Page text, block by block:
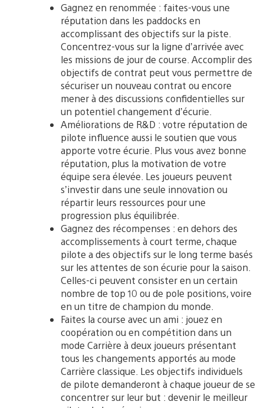
Gagnez en renommée : faites-vous une
réputation dans les paddocks en
accomplissant des objectifs sur la piste.
Concentrez-vous sur la ligne d’arrivée avec
les missions de jour de course. Accomplir des
objectifs de contrat peut vous permettre de
sécuriser un nouveau contrat ou encore
mener à des discussions confidentielles sur
un potentiel changement d’écurie.
Améliorations de R&D : votre réputation de
pilote influence aussi le soutien que vous
apporte votre écurie. Plus vous avez bonne
réputation, plus la motivation de votre
équipe sera élevée. Les joueurs peuvent
s’investir dans une seule innovation ou
répartir leurs ressources pour une
progression plus équilibrée.
Gagnez des récompenses : en dehors des
accomplissements à court terme, chaque
pilote a des objectifs sur le long terme basés
sur les attentes de son écurie pour la saison.
Celles-ci peuvent consister en un certain
nombre de top 10 ou de pole positions, voire
en un titre de champion du monde.
Faites la course avec un ami : jouez en
coopération ou en compétition dans un
mode Carrière à deux joueurs présentant
tous les changements apportés au mode
Carrière classique. Les objectifs individuels
de pilote demanderont à chaque joueur de se
concentrer sur leur but : devenir le meilleur